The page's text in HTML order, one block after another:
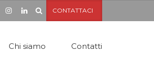
CONTATTACI
Chi siamo Contatti